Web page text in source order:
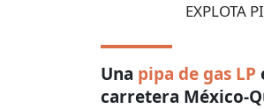
EXPLOTA
Una pipa de gas LP
carretera México-